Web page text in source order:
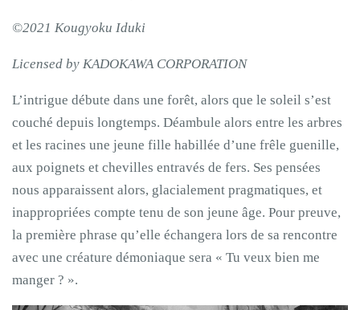
©2021 Kougyoku Iduki
Licensed by KADOKAWA CORPORATION
L’intrigue débute dans une forêt, alors que le soleil s’est
couché depuis longtemps. Déambule alors entre les arbres
et les racines une jeune fille habillée d’une frêle guenille,
aux poignets et chevilles entravés de fers. Ses pensées
nous apparaissent alors, glacialement pragmatiques, et
inappropriées compte tenu de son jeune âge. Pour preuve,
la première phrase qu’elle échangera lors de sa rencontre
avec une créature démoniaque sera « Tu veux bien me
manger ? ».